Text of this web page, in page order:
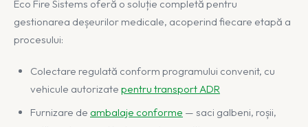
Eco Fire Sistems oferă o soluție completă pentru
gestionarea deșeurilor medicale, acoperind fiecare etapă a
procesului:
Colectare regulată conform programului convenit, cu
vehicule autorizate pentru transport ADR
Furnizare de ambalaje conforme — saci galbeni, roșii,